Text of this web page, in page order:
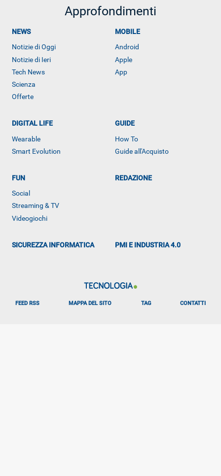
ALTRO
Approfondimenti
NEWS
Notizie di Oggi
Notizie di Ieri
Tech News
Scienza
Offerte
MOBILE
Android
Apple
App
DIGITAL LIFE
Wearable
Smart Evolution
GUIDE
How To
Guide all'Acquisto
FUN
Social
Streaming & TV
Videogiochi
REDAZIONE
SICUREZZA INFORMATICA PMI E INDUSTRIA 4.0
FEED RSS MAPPA DEL SITO TAG CONTATTI